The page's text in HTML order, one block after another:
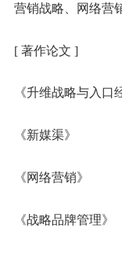
营销战略、网络营
[ 著作论文 ]
《升维战略与入口
《新媒渠》
《网络营销》
《战略品牌管理》